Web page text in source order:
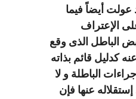
أيضاً فيما
الإعتراف
الباطل الذى وقع
كدليل قائم بذاته
الباطلة و لا
عنها فإن